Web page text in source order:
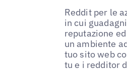
Reddit per le
in cui
reputazione
un ambiente
tuo sito web
tu e i redditor